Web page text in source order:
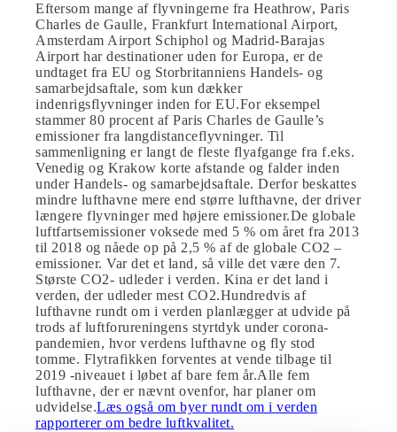
Eftersom mange af flyvningerne fra Heathrow, Paris
Charles de Gaulle, Frankfurt International Airport,
Amsterdam Airport Schiphol og Madrid-Barajas
Airport har destinationer uden for Europa, er de
undtaget fra EU og Storbritanniens Handels- og
samarbejdsaftale, som kun dækker
indenrigsflyvninger inden for EU.For eksempel
stammer 80 procent af Paris Charles de Gaulle’s
emissioner fra langdistanceflyvninger. Til
sammenligning er langt de fleste flyafgange fra f.eks.
Venedig og Krakow korte afstande og falder inden
under Handels- og samarbejdsaftale. Derfor beskattes
mindre lufthavne mere end større lufthavne, der driver
længere flyvninger med højere emissioner.De globale
luftfartsemissioner voksede med 5 % om året fra 2013
til 2018 og nåede op på 2,5 % af de globale CO2 –
emissioner. Var det et land, så ville det være den 7.
Største CO2- udleder i verden. Kina er det land i
verden, der udleder mest CO2.Hundredvis af
lufthavne rundt om i verden planlægger at udvide på
trods af luftforureningens styrtdyk under corona-
pandemien, hvor verdens lufthavne og fly stod
tomme. Flytrafikken forventes at vende tilbage til
2019 -niveauet i løbet af bare fem år.Alle fem
lufthavne, der er nævnt ovenfor, har planer om
udvidelse.Læs også om byer rundt om i verden
rapporterer om bedre luftkvalitet.